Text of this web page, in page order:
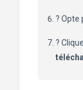
? Opte
?